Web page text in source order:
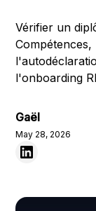
Vérifier un
Compétences,
l'onboarding
Gaël
May 28, 2026